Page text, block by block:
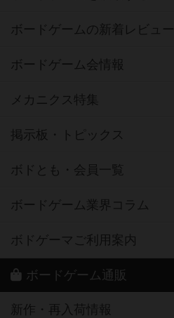
ボードゲームの新着レビュー
ボードゲーム会情報
メカニクス特集
掲示板・トピックス
ボドとも・会員一覧
ボードゲーム業界コラム
ボドゲーマご利用案内
ボードゲーム通販
新作・再入荷情報